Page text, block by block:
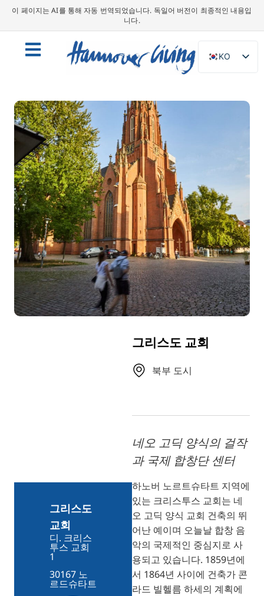
이 페이지는 AI를 통해 자동 번역되었습니다. 독일어 버전이 최종적인 내용입
니다.
KO
DE
DA
SV
FR
PT
TR
RU
FI
그리스도 교회
북부 도시
네오 고딕 양식의 걸작
과 국제 합창단 센터
하노버 노르트슈타트 지역에
있는 크리스투스 교회는 네
오 고딕 양식 교회 건축의 뛰
어난 예이며 오늘날 합창 음
악의 국제적인 중심지로 사
용되고 있습니다. 1859년에
서 1864년 사이에 건축가 콘
라드 빌헬름 하세의 계획에
그리스도
교회
디. 크리스
투스 교회
1
30167 노
르드슈타트